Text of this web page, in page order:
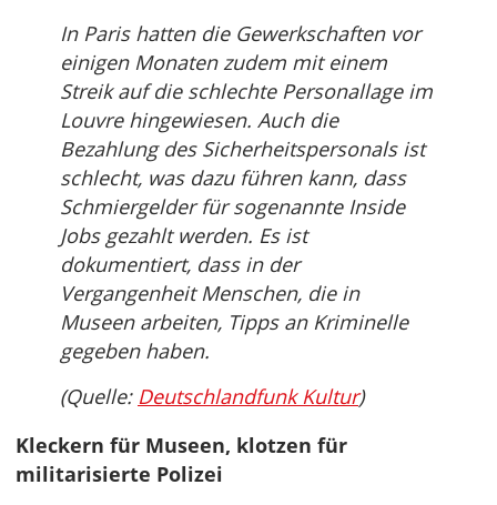
In Paris hatten die Gewerkschaften vor
einigen Monaten zudem mit einem
Streik auf die schlechte Personallage im
Louvre hingewiesen. Auch die
Bezahlung des Sicherheitspersonals ist
schlecht, was dazu führen kann, dass
Schmiergelder für sogenannte Inside
Jobs gezahlt werden. Es ist
dokumentiert, dass in der
Vergangenheit Menschen, die in
Museen arbeiten, Tipps an Kriminelle
gegeben haben.
(Quelle: Deutschlandfunk Kultur)
Kleckern für Museen, klotzen für
militarisierte Polizei